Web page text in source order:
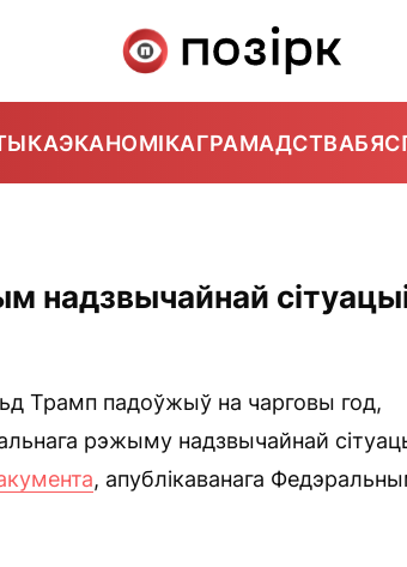
ЭКАНОМІКАГРАМАДСТВА
надзвычайнай
Трамп падоўжыў на чарговы год,
рэжыму надзвычайнай
, апублікаванага